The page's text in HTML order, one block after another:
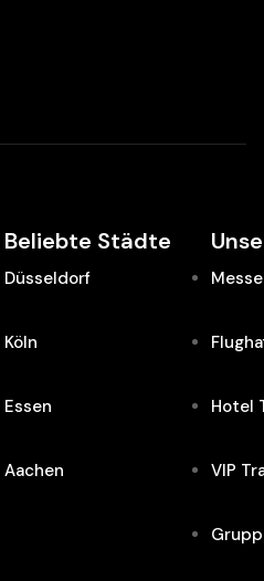
Beliebte Städte
Düsseldorf
Köln
Essen
Aachen
Hotel
VIP